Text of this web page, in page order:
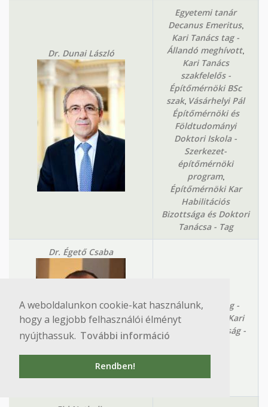
A weboldalunkon cookie-kat használunk,
hogy a legjobb felhasználói élményt
nyújthassuk. További információ
Rendben!
Dr. Dunai László
Egyetemi tanár
Decanus Emeritus,
Kari Tanács tag -
Állandó meghívott,
Kari Tanács
szakfelelős -
Építőmérnöki BSc
szak, Vásárhelyi Pál
Építőmérnöki és
Földtudományi
Doktori Iskola -
Szerkezet-
építőmérnöki
program,
Építőmérnöki Kar
Habilitációs
Bizottsága és Doktori
Tanácsa - Tag
Dr. Égető Csaba
Kari Tanács tag -
Választott tag
Kari
Erasmus Bizottság -